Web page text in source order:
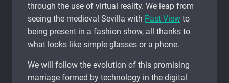
through the use of virtual reality. We leap from
seeing the medieval Sevilla with Past View to
being present in a fashion show, all thanks to
what looks like simple glasses or a phone.
We will follow the evolution of this promising
marriage formed by technology in the digital